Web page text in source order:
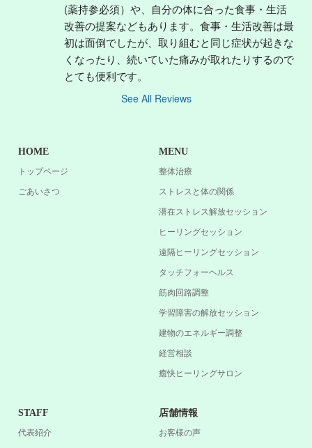
(薬持参必須）や、自分の体に合った食事・生活
改善の提案などもあります。食事・生活改善は最
初は面倒でしたが、取り組むと同じ症状が起きな
くなったり、続いていた痛みが取れたりするので
とても便利です。
See All Reviews
HOME
トップページ
ごあいさつ
MENU
整体治療
ストレスと体の関係
潜在ストレス解放セッション
ヒーリングセッション
遠隔ヒーリングセッション
タッチフォーヘルス
筋肉回路調整
学習障害の解放セッション
建物のエネルギー調整
経営相談
癒快ヒーリングサロン
STAFF
代表紹介
店舗情報
お客様の声